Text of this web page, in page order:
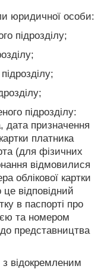
юридичної особи:
підрозділу;
підрозділу:
дата призначення
платника
(для фізичних
відмовилися
облікової картки
відповідний
в паспорті про
та номером
представництва
з відокремленим